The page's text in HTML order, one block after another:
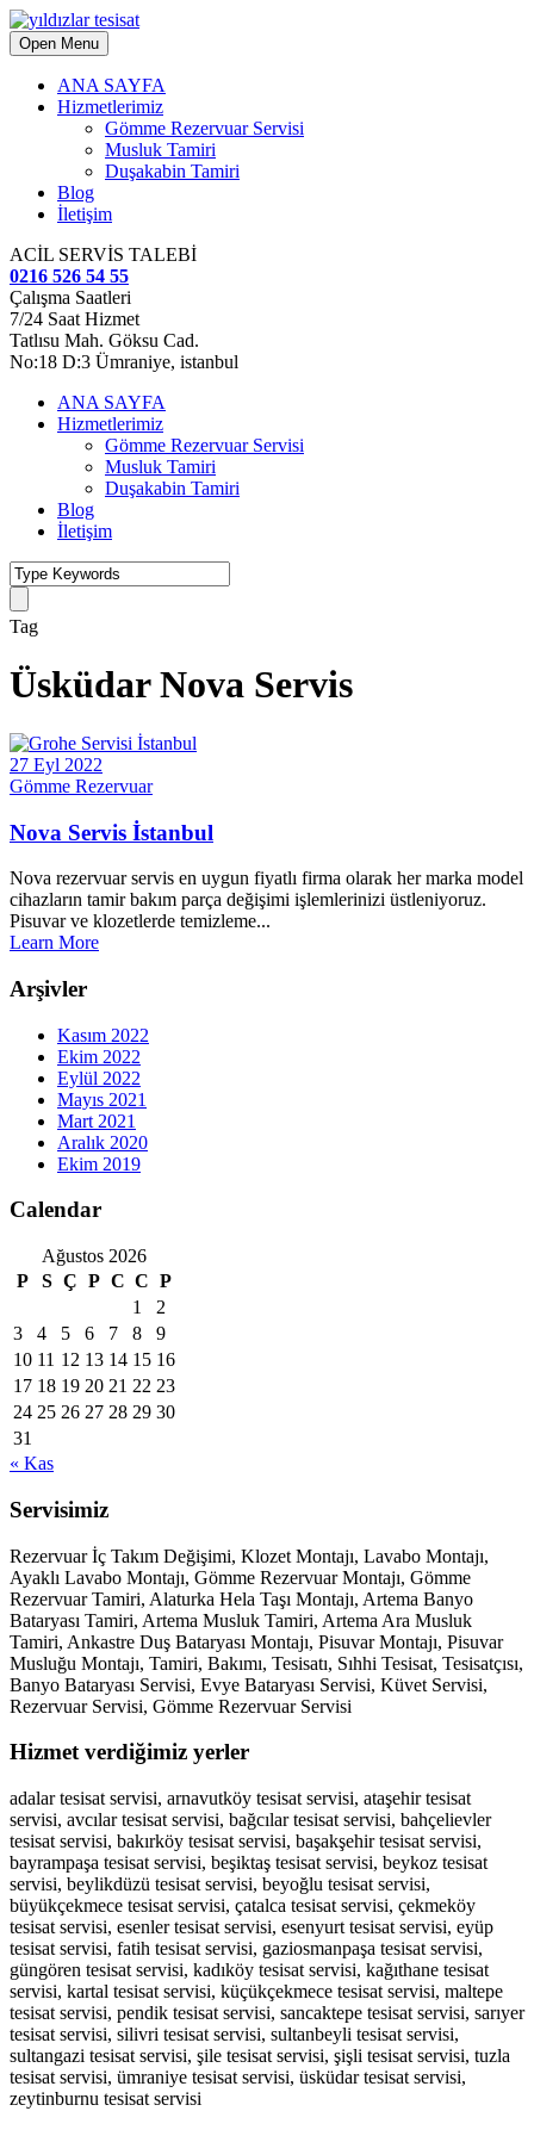
Open Menu
ANA SAYFA
Hizmetlerimiz
Gömme Rezervuar Servisi
Musluk Tamiri
Duşakabin Tamiri
Blog
İletişim
ACİL SERVİS TALEBİ
0216 526 54 55
Çalışma Saatleri
7/24 Saat Hizmet
Tatlısu Mah. Göksu Cad.
No:18 D:3 Ümraniye, istanbul
ANA SAYFA
Hizmetlerimiz
Gömme Rezervuar Servisi
Musluk Tamiri
Duşakabin Tamiri
Blog
İletişim
Tag
Üsküdar Nova Servis
27 Eyl 2022
Gömme Rezervuar
Nova Servis İstanbul
Nova rezervuar servis en uygun fiyatlı firma olarak her marka model
cihazların tamir bakım parça değişimi işlemlerinizi üstleniyoruz.
Pisuvar ve klozetlerde temizleme...
Learn More
Arşivler
Kasım 2022
Ekim 2022
Eylül 2022
Mayıs 2021
Mart 2021
Aralık 2020
Ekim 2019
Calendar
Ağustos 2026
P
S Ç P C C P
1
2
3
4 5 6 7 8
9
10 11 12 13 14 15 16
17 18 19 20 21 22 23
24 25 26 27 28 29 30
31
« Kas
Servisimiz
Rezervuar İç Takım Değişimi, Klozet Montajı, Lavabo Montajı,
Ayaklı Lavabo Montajı, Gömme Rezervuar Montajı, Gömme
Rezervuar Tamiri, Alaturka Hela Taşı Montajı, Artema Banyo
Bataryası Tamiri, Artema Musluk Tamiri, Artema Ara Musluk
Tamiri, Ankastre Duş Bataryası Montajı, Pisuvar Montajı, Pisuvar
Musluğu Montajı, Tamiri, Bakımı, Tesisatı, Sıhhi Tesisat, Tesisatçısı,
Banyo Bataryası Servisi, Evye Bataryası Servisi, Küvet Servisi,
Rezervuar Servisi, Gömme Rezervuar Servisi
Hizmet verdiğimiz yerler
adalar tesisat servisi, arnavutköy tesisat servisi, ataşehir tesisat
servisi, avcılar tesisat servisi, bağcılar tesisat servisi, bahçelievler
tesisat servisi, bakırköy tesisat servisi, başakşehir tesisat servisi,
bayrampaşa tesisat servisi, beşiktaş tesisat servisi, beykoz tesisat
servisi, beylikdüzü tesisat servisi, beyoğlu tesisat servisi,
büyükçekmece tesisat servisi, çatalca tesisat servisi, çekmeköy
tesisat servisi, esenler tesisat servisi, esenyurt tesisat servisi, eyüp
tesisat servisi, fatih tesisat servisi, gaziosmanpaşa tesisat servisi,
güngören tesisat servisi, kadıköy tesisat servisi, kağıthane tesisat
servisi, kartal tesisat servisi, küçükçekmece tesisat servisi, maltepe
tesisat servisi, pendik tesisat servisi, sancaktepe tesisat servisi, sarıyer
tesisat servisi, silivri tesisat servisi, sultanbeyli tesisat servisi,
sultangazi tesisat servisi, şile tesisat servisi, şişli tesisat servisi, tuzla
tesisat servisi, ümraniye tesisat servisi, üsküdar tesisat servisi,
zeytinburnu tesisat servisi